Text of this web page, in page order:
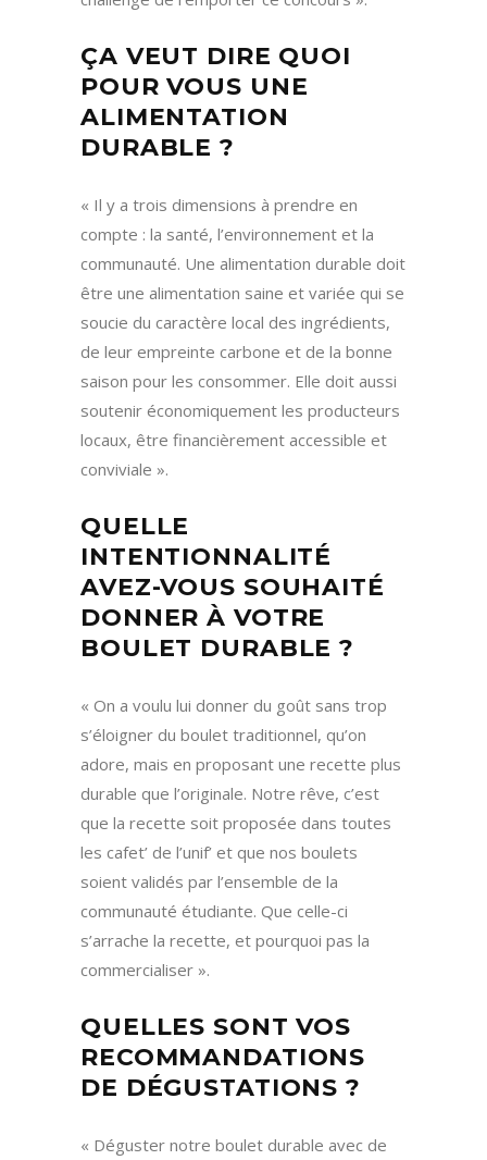
ÇA VEUT DIRE QUOI
POUR VOUS UNE
ALIMENTATION
DURABLE ?
« Il y a trois dimensions à prendre en
compte : la santé, l’environnement et la
communauté. Une alimentation durable doit
être une alimentation saine et variée qui se
soucie du caractère local des ingrédients,
de leur empreinte carbone et de la bonne
saison pour les consommer. Elle doit aussi
soutenir économiquement les producteurs
locaux, être financièrement accessible et
conviviale ».
QUELLE
INTENTIONNALITÉ
AVEZ-VOUS SOUHAITÉ
DONNER À VOTRE
BOULET DURABLE ?
« On a voulu lui donner du goût sans trop
s’éloigner du boulet traditionnel, qu’on
adore, mais en proposant une recette plus
durable que l’originale. Notre rêve, c’est
que la recette soit proposée dans toutes
les cafet’ de l’unif’ et que nos boulets
soient validés par l’ensemble de la
communauté étudiante. Que celle-ci
s’arrache la recette, et pourquoi pas la
commercialiser ».
QUELLES SONT VOS
RECOMMANDATIONS
DE DÉGUSTATIONS ?
« Déguster notre boulet durable avec de